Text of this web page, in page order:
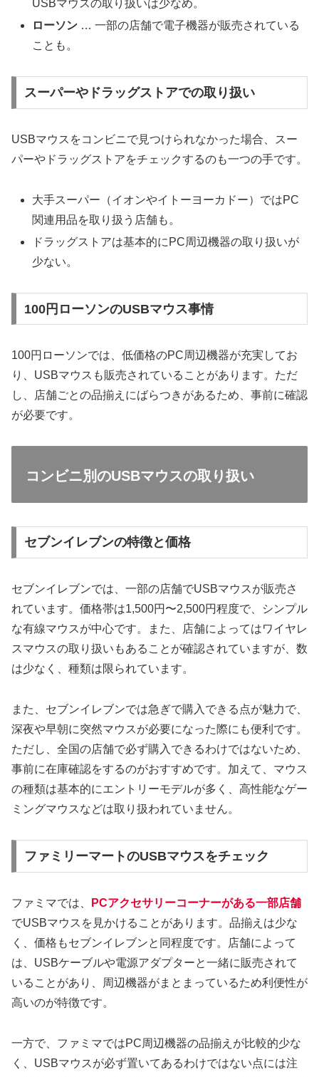
USBマウスの取り扱いは少なめ。
ローソン … 一部の店舗で電子機器が販売されている
ことも。
スーパーやドラッグストアでの取り扱い
USBマウスをコンビニで見つけられなかった場合、スー
パーやドラッグストアをチェックするのも一つの手です。
大手スーパー（イオンやイトーヨーカドー）ではPC
関連用品を取り扱う店舗も。
ドラッグストアは基本的にPC周辺機器の取り扱いが
少ない。
100円ローソンのUSBマウス事情
100円ローソンでは、低価格のPC周辺機器が充実してお
り、USBマウスも販売されていることがあります。ただ
し、店舗ごとの品揃えにばらつきがあるため、事前に確認
が必要です。
コンビニ別のUSBマウスの取り扱い
セブンイレブンの特徴と価格
セブンイレブンでは、一部の店舗でUSBマウスが販売さ
れています。価格帯は1,500円〜2,500円程度で、シンプル
な有線マウスが中心です。また、店舗によってはワイヤレ
スマウスの取り扱いもあることが確認されていますが、数
は少なく、種類は限られています。
また、セブンイレブンでは急ぎで購入できる点が魅力で、
深夜や早朝に突然マウスが必要になった際にも便利です。
ただし、全国の店舗で必ず購入できるわけではないため、
事前に在庫確認をするのがおすすめです。加えて、マウス
の種類は基本的にエントリーモデルが多く、高性能なゲー
ミングマウスなどは取り扱われていません。
ファミリーマートのUSBマウスをチェック
ファミマでは、
PCアクセサリーコーナーがある一部店舗
でUSBマウスを見かけることがあります。品揃えは少な
く、価格もセブンイレブンと同程度です。店舗によって
は、USBケーブルや電源アダプターと一緒に販売されて
いることがあり、周辺機器がまとまっているため利便性が
高いのが特徴です。
一方で、ファミマではPC周辺機器の品揃えが比較的少な
く、USBマウスが必ず置いてあるわけではない点には注